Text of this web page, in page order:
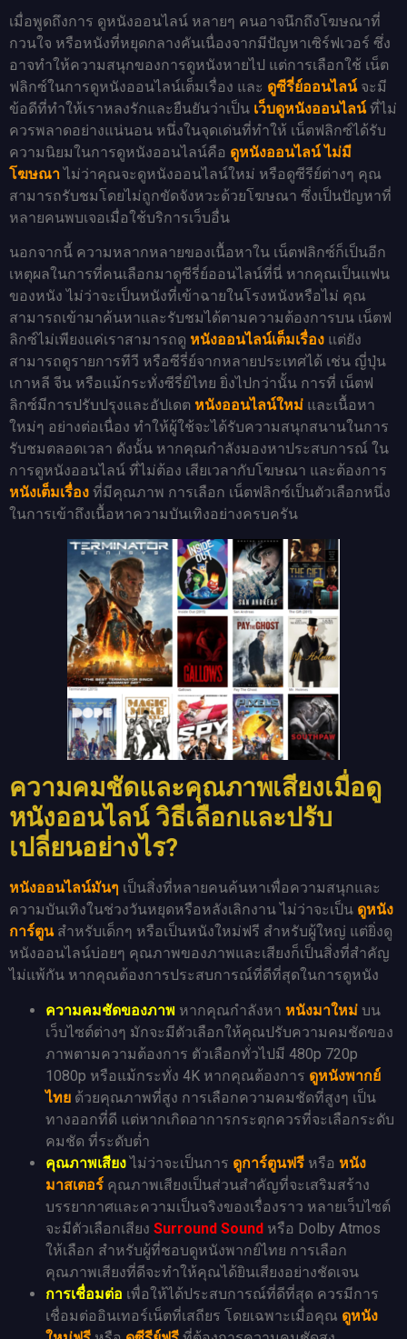
เมื่อพูดถึงการ ดูหนังออนไลน์ หลายๆ คนอาจนึกถึงโฆษณาที่
กวนใจ หรือหนังที่หยุดกลางคันเนื่องจากมีปัญหาเซิร์ฟเวอร์ ซึ่ง
อาจทำให้ความสนุกของการดูหนังหายไป แต่การเลือกใช้ เน็ต
ฟลิกซ์ในการดูหนังออนไลน์เต็มเรื่อง และ ดูซีรี่ย์ออนไลน์จะมี
ข้อดีที่ทำให้เราหลงรักและยืนยันว่าเป็น เว็บดูหนังออนไลน์ที่ไม่
ควรพลาดอย่างแน่นอน หนึ่งในจุดเด่นที่ทำให้ เน็ตฟลิกซ์ได้รับ
ความนิยมในการดูหนังออนไลน์คือ ดูหนังออนไลน์ ไม่มี
โฆษณาไม่ว่าคุณจะดูหนังออนไลน์ใหม่ หรือดูซีรีย์ต่างๆ คุณ
สามารถรับชมโดยไม่ถูกขัดจังหวะด้วยโฆษณา ซึ่งเป็นปัญหาที่
หลายคนพบเจอเมื่อใช้บริการเว็บอื่น
นอกจากนี้ ความหลากหลายของเนื้อหาใน เน็ตฟลิกซ์ก็เป็นอีก
เหตุผลในการที่คนเลือกมาดูซีรี่ย์ออนไลน์ที่นี่ หากคุณเป็นแฟน
ของหนัง ไม่ว่าจะเป็นหนังที่เข้าฉายในโรงหนังหรือไม่ คุณ
สามารถเข้ามาค้นหาและรับชมได้ตามความต้องการบน เน็ตฟ
ลิกซ์ไม่เพียงแค่เราสามารถดู หนังออนไลน์เต็มเรื่อง แต่ยัง
สามารถดูรายการทีวี หรือซีรี่ย์จากหลายประเทศได้ เช่น ญี่ปุ่น
เกาหลี จีน หรือแม้กระทั่งซีรี่ย์ไทย ยิ่งไปกว่านั้น การที่ เน็ตฟ
ลิกซ์มีการปรับปรุงและอัปเดต หนังออนไลน์ใหม่ และเนื้อหา
ใหม่ๆ อย่างต่อเนื่อง ทำให้ผู้ใช้จะได้รับความสนุกสนานในการ
รับชมตลอดเวลา ดังนั้น หากคุณกำลังมองหาประสบการณ์ ใน
การดูหนังออนไลน์ ที่ไม่ต้อง เสียเวลากับโฆษณา และต้องการ
หนังเต็มเรื่อง ที่มีคุณภาพ การเลือก เน็ตฟลิกซ์เป็นตัวเลือกหนึ่ง
ในการเข้าถึงเนื้อหาความบันเทิงอย่างครบครัน
ความคมชัดและคุณภาพเสียงเมื่อดู
หนังออนไลน์ วิธีเลือกและปรับ
เปลี่ยนอย่างไร?
หนังออนไลน์มันๆ เป็นสิ่งที่หลายคนค้นหาเพื่อความสนุกและ
ความบันเทิงในช่วงวันหยุดหรือหลังเลิกงาน ไม่ว่าจะเป็น ดูหนัง
การ์ตูนสำหรับเด็กๆ หรือเป็นหนังใหม่ฟรี สำหรับผู้ใหญ่ แต่ยิ่งดู
หนังออนไลน์บ่อยๆ คุณภาพของภาพและเสียงก็เป็นสิ่งที่สำคัญ
ไม่แพ้กัน หากคุณต้องการประสบการณ์ที่ดีที่สุดในการดูหนัง
ความคมชัดของภาพ หากคุณกำลังหา หนังมาใหม่ บน
เว็บไซต์ต่างๆ มักจะมีตัวเลือกให้คุณปรับความคมชัดของ
ภาพตามความต้องการ ตัวเลือกทั่วไปมี 480p 720p
1080p หรือแม้กระทั่ง 4K หากคุณต้องการ ดูหนังพากย์
ไทย ด้วยคุณภาพที่สูง การเลือกความคมชัดที่สูงๆ เป็น
ทางออกที่ดี แต่หากเกิดอาการกระตุกควรที่จะเลือกระดับ
คมชัด ที่ระดับต่ำ
คุณภาพเสียงไม่ว่าจะเป็นการ ดูการ์ตูนฟรี หรือ หนัง
มาสเตอร์ คุณภาพเสียงเป็นส่วนสำคัญที่จะเสริมสร้าง
บรรยากาศและความเป็นจริงของเรื่องราว หลายเว็บไซต์
จะมีตัวเลือกเสียง Surround Sound หรือ Dolby Atmos
ให้เลือก สำหรับผู้ที่ชอบดูหนังพากย์ไทย การเลือก
คุณภาพเสียงที่ดีจะทำให้คุณได้ยินเสียงอย่างชัดเจน
การเชื่อมต่อ เพื่อให้ได้ประสบการณ์ที่ดีที่สุด ควรมีการ
เชื่อมต่ออินเทอร์เน็ตที่เสถียร โดยเฉพาะเมื่อคุณ ดูหนัง